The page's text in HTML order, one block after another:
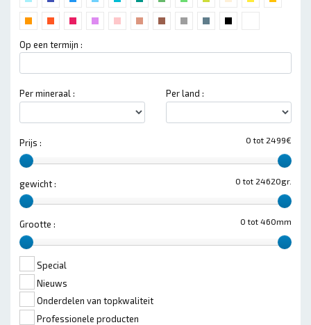
Op een termijn :
Per mineraal : Per land :
0 tot 2499€
Prijs :
0 tot 24620gr.
gewicht :
0 tot 460mm
Grootte :
Special
Nieuws
Onderdelen van topkwaliteit
Professionele producten